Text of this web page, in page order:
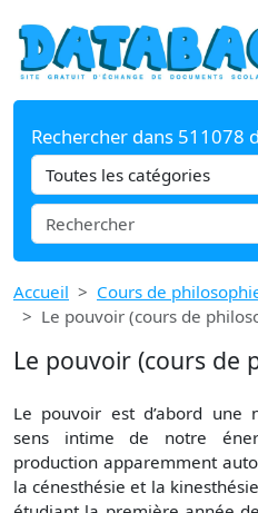
Rechercher dans 511078
Accueil
Cours de
Le pouvoir (cours de
Le pouvoir (cours de
Le pouvoir est d’abord une
sens intime de notre
production apparemment
la cénesthésie et la